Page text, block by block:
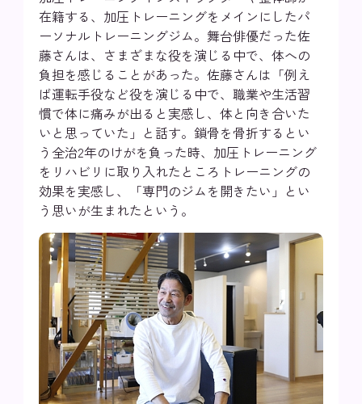
在籍する、加圧トレーニングをメインにしたパ
ーソナルトレーニングジム。舞台俳優だった佐
藤さんは、さまざまな役を演じる中で、体への
負担を感じることがあった。佐藤さんは「例え
ば運転手役など役を演じる中で、職業や生活習
慣で体に痛みが出ると実感し、体と向き合いた
いと思っていた」と話す。鎖骨を骨折するとい
う全治2年のけがを負った時、加圧トレーニング
をリハビリに取り入れたところトレーニングの
効果を実感し、「専門のジムを開きたい」とい
う思いが生まれたという。